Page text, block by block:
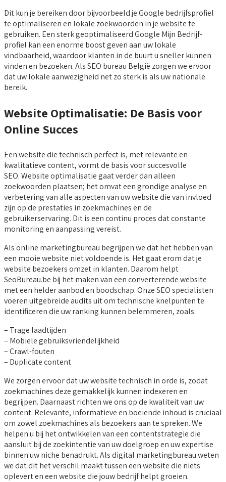
Dit kun je bereiken door bijvoorbeeld je Google bedrijfsprofiel
te optimaliseren en lokale zoekwoorden in je website te
gebruiken. Een sterk geoptimaliseerd Google Mijn Bedrijf-
profiel kan een enorme boost geven aan uw lokale
vindbaarheid, waardoor klanten in de buurt u sneller kunnen
vinden en bezoeken. Als SEO bureau België zorgen we ervoor
dat uw lokale aanwezigheid net zo sterk is als uw nationale
bereik.
Website Optimalisatie: De Basis voor
Online Succes
Een website die technisch perfect is, met relevante en
kwalitatieve content, vormt de basis voor succesvolle
SEO. Website optimalisatie gaat verder dan alleen
zoekwoorden plaatsen; het omvat een grondige analyse en
verbetering van alle aspecten van uw website die van invloed
zijn op de prestaties in zoekmachines en de
gebruikerservaring. Dit is een continu proces dat constante
monitoring en aanpassing vereist.
Als online marketingbureau begrijpen we dat het hebben van
een mooie website niet voldoende is. Het gaat erom dat je
website bezoekers omzet in klanten. Daarom helpt
SeoBureau.be bij het maken van een converterende website
met een helder aanbod en boodschap. Onze SEO specialisten
voeren uitgebreide audits uit om technische knelpunten te
identificeren die uw ranking kunnen belemmeren, zoals:
– Trage laadtijden
– Mobiele gebruiksvriendelijkheid
– Crawl-fouten
– Duplicate content
We zorgen ervoor dat uw website technisch in orde is, zodat
zoekmachines deze gemakkelijk kunnen indexeren en
begrijpen. Daarnaast richten we ons op de kwaliteit van uw
content. Relevante, informatieve en boeiende inhoud is cruciaal
om zowel zoekmachines als bezoekers aan te spreken. We
helpen u bij het ontwikkelen van een contentstrategie die
aansluit bij de zoekintentie van uw doelgroep en uw expertise
binnen uw niche benadrukt. Als digital marketingbureau weten
we dat dit het verschil maakt tussen een website die niets
oplevert en een website die jouw bedrijf helpt groeien.